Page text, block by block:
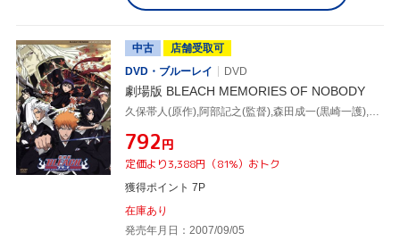
中古
店舗受取可
DVD・ブルーレイ
DVD
劇場版 BLEACH MEMORIES OF NOBODY
久保帯人(原作),阿部記之(監督),森田成一(黒崎一護),斎藤千和(茜雫)
¥792円
定価より3,388円（81%）おトク
獲得ポイント 7P
在庫あり
発売年月日：2007/09/05